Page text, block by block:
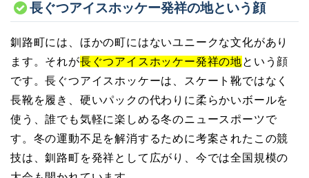
長ぐつアイスホッケー発祥の地という顔
釧路町には、ほかの町にはないユニークな文化があり
ます。それが長ぐつアイスホッケー発祥の地という顔
です。長ぐつアイスホッケーは、スケート靴ではなく
長靴を履き、硬いパックの代わりに柔らかいボールを
使う、誰でも気軽に楽しめる冬のニュースポーツで
す。冬の運動不足を解消するために考案されたこの競
技は、釧路町を発祥として広がり、今では全国規模の